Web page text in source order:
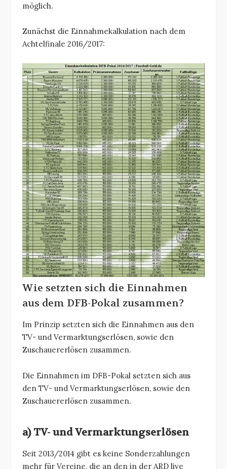
möglich.
Zunächst die Einnahmekalkulation nach dem
Achtelfinale 2016/2017:
Wie setzten sich die Einnahmen
aus dem DFB-Pokal zusammen?
Im Prinzip setzten sich die Einnahmen aus den
TV- und Vermarktungserlösen, sowie den
Zuschauererlösen zusammen.
Die Einnahmen im DFB-Pokal setzten sich aus
den TV- und Vermarktungserlösen, sowie den
Zuschauererlösen zusammen.
a) TV- und Vermarktungserlösen
Seit 2013/2014 gibt es keine Sonderzahlungen
mehr für Vereine, die an den in der ARD live